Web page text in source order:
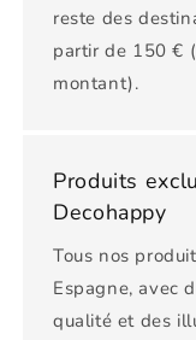
reste des
partir de 150 €
montant).
Produits
Decohappy
Tous nos
Espagne, avec
qualité et des